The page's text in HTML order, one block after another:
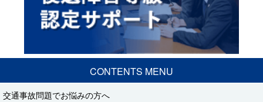
CONTENTS MENU
交通事故問題でお悩みの方へ